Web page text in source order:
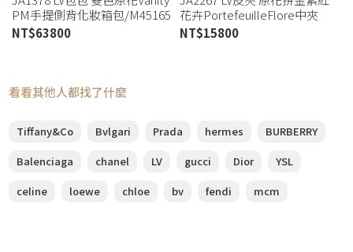
PM手提側背化妝箱包/M45165
(桃園店)
NT$63800
花卉PortefeuilleFlore中夾
M64588 (桃園店)
NT$15800
看看其他人都找了什麼
Tiffany&Co Bvlgari Prada hermes
BURBERRY
Balenciaga
chanel LV gucci Dior
YSL
celine
loewe chloe bv fendi mcm